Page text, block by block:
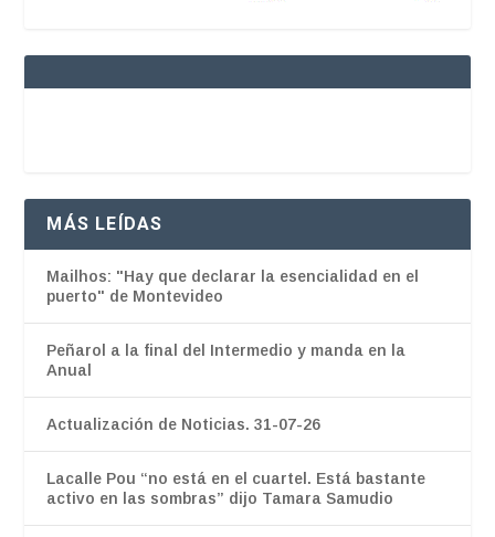
MÁS LEÍDAS
Mailhos: "Hay que declarar la esencialidad en el
puerto" de Montevideo
Peñarol a la final del Intermedio y manda en la
Anual
Actualización de Noticias. 31-07-26
Lacalle Pou “no está en el cuartel. Está bastante
activo en las sombras” dijo Tamara Samudio